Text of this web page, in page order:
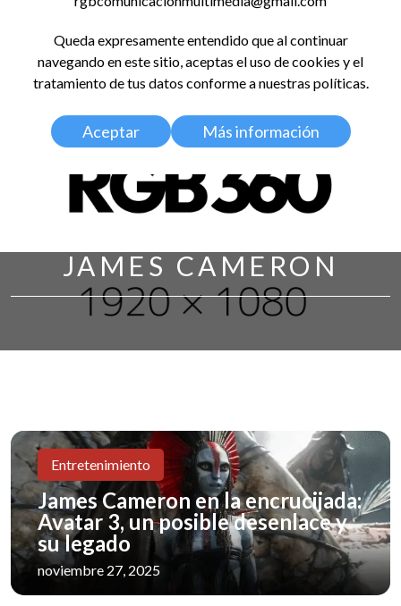
LinkedIn
RED GLOBAL
BALDOSA 360
JAMES CAMERON
Entretenimiento
James Cameron en la encrucijada:
Avatar 3, un posible desenlace y
su legado
noviembre 27, 2025
Queda expresamente entendido que al continuar
navegando en este sitio, aceptas el uso de cookies y el
tratamiento de tus datos conforme a nuestras políticas.
Aceptar Más información